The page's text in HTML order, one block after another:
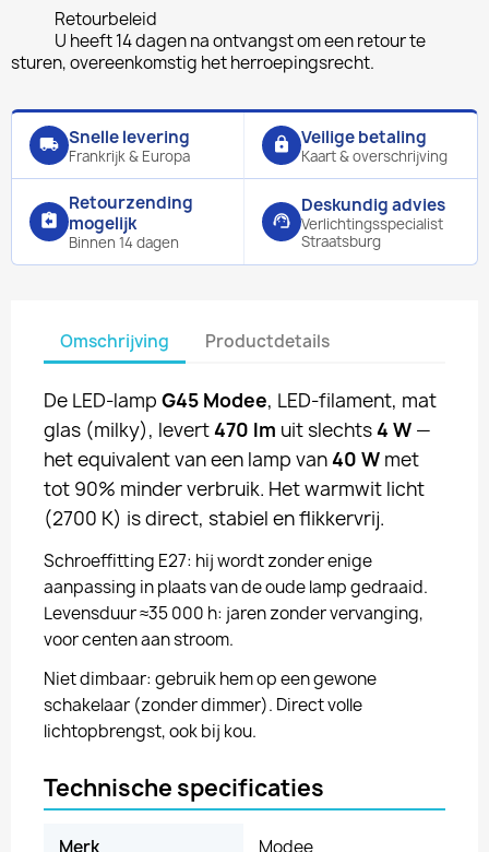
Retourbeleid
U heeft 14 dagen na ontvangst om een retour te
sturen, overeenkomstig het herroepingsrecht.
local_shipping Snelle levering
Frankrijk & Europa
lock Veilige betaling
Kaart & overschrijving
assignment_return
Retourzending
mogelijk
Binnen 14 dagen
support_agent
Deskundig advies
Verlichtingsspecialist
Straatsburg
Omschrijving Productdetails
De LED-lamp G45 Modee, LED-filament, mat
glas (milky), levert470 lm uit slechts4 W —
het equivalent van een lamp van40 W met
tot 90% minder verbruik. Het warmwit licht
(2700 K) is direct, stabiel en flikkervrij.
Schroeffitting E27: hij wordt zonder enige
aanpassing in plaats van de oude lamp gedraaid.
Levensduur ≈35 000 h: jaren zonder vervanging,
voor centen aan stroom.
Niet dimbaar: gebruik hem op een gewone
schakelaar (zonder dimmer). Direct volle
lichtopbrengst, ook bij kou.
Technische specificaties
Merk Modee